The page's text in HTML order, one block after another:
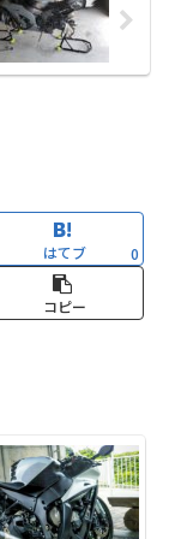
はてブ 0
コピー